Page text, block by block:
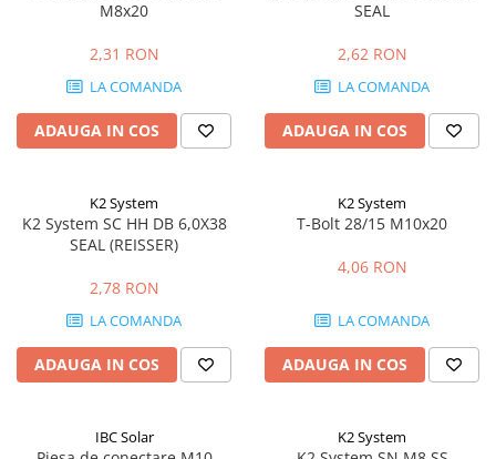
M8x20
2,31 RON
LA COMANDA
ADAUGA IN COS
SEAL
2,62 RON
LA COMANDA
ADAUGA IN COS
K2 System
K2 System SC HH DB 6,0X38
SEAL (REISSER)
2,78 RON
LA COMANDA
ADAUGA IN COS
K2 System
T-Bolt 28/15 M10x20
4,06 RON
LA COMANDA
ADAUGA IN COS
IBC Solar K2 System